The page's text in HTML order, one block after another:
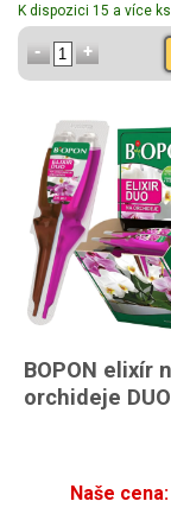
K dispozici 15 a více ks
BOPON elixír
orchideje
Naše cena: